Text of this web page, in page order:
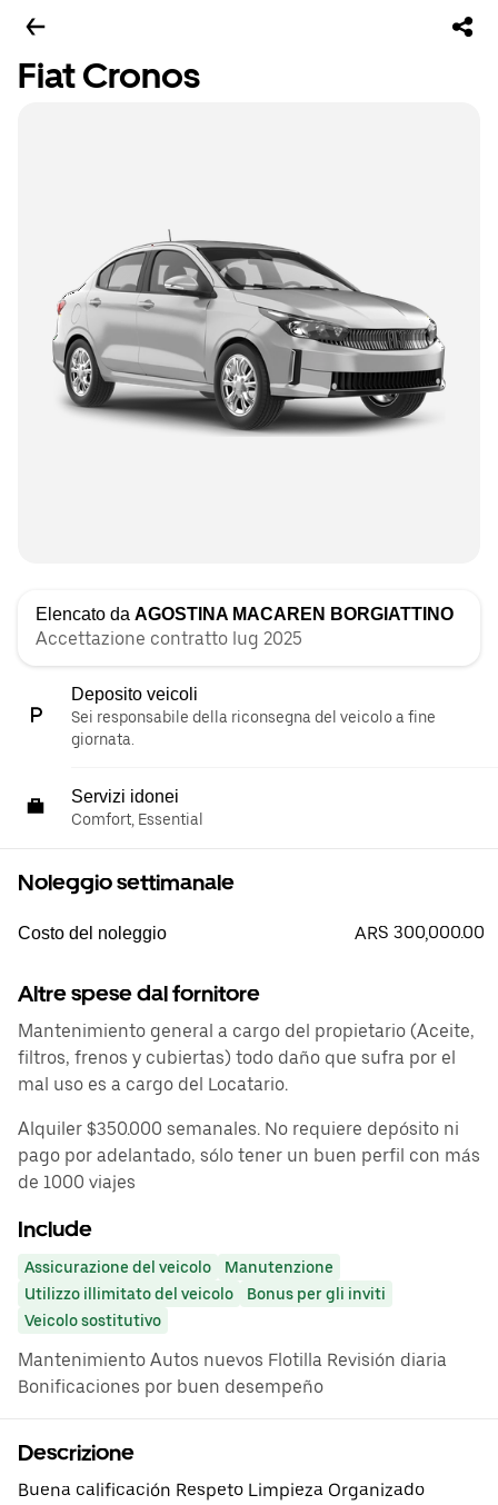
Fiat Cronos
Elencato da AGOSTINA MACAREN BORGIATTINO
Accettazione contratto lug 2025
Deposito veicoli
Sei responsabile della riconsegna del veicolo a fine
giornata.
Servizi idonei
Comfort, Essential
Noleggio settimanale
Costo del noleggio ARS 300,000.00
Altre spese dal fornitore
Mantenimiento general a cargo del propietario (Aceite,
filtros, frenos y cubiertas) todo daño que sufra por el
mal uso es a cargo del Locatario.
Alquiler $350.000 semanales. No requiere depósito ni
pago por adelantado, sólo tener un buen perfil con más
de 1000 viajes
Include
Assicurazione del veicolo
Manutenzione
Utilizzo illimitato del veicolo
Bonus per gli inviti
Veicolo sostitutivo
Mantenimiento Autos nuevos Flotilla Revisión diaria
Bonificaciones por buen desempeño
Descrizione
Buena calificación Respeto Limpieza Organizado